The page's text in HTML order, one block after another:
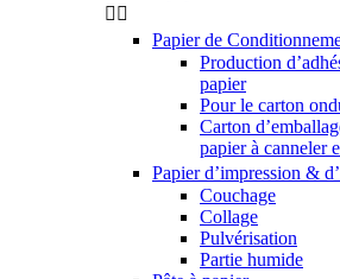
 
Papier de
Production
papier
Pour le carton
Carton
papier à canneler
Papier d’impression &
Couchage
Collage
Pulvérisation
Partie humide